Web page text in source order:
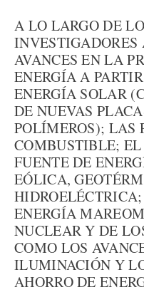
A LO LARGO DE
INVESTIGADORES
AVANCES EN LA
ENERGÍA A
ENERGÍA SOLAR
DE NUEVAS
POLÍMEROS); LAS
COMBUSTIBLE;
FUENTE DE
EÓLICA,
ENERGÍA
NUCLEAR Y DE
COMO LOS
ILUMINACIÓN Y
AHORRO DE